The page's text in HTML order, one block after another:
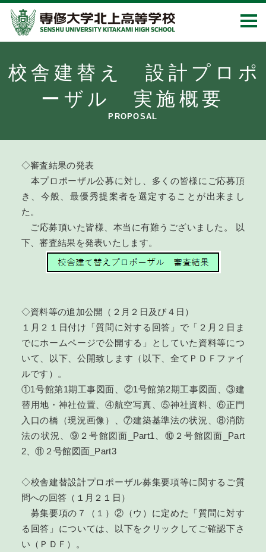
校舎建替え 設計プロポ
ーザル 実施概要
PROPOSAL
◇審査結果の発表
本プロポーザル公募に対し、多くの皆様にご応募頂
き、今般、最優秀提案者を選定することが出来まし
た。
ご応募頂いた皆様、本当に有難うございました。 以
下、審査結果を発表いたします。
◇資料等の追加公開（２月２日及び４日）
１月２１日付け「質問に対する回答」で「２月２日ま
でにホームページで公開する」としていた資料等につ
いて、以下、公開致します（以下、全てＰＤＦファイ
ルです）。
①1号館第1期工事図面 、②1号館第2期工事図面 、③建
替用地・神社位置 、④航空写真 、⑤神社資料 、⑥正門
入口の橋（現況画像）
、⑦建築基準法の状況 、⑧消防
法の状況
、⑨ ２号館図面_Part1 、⑩ ２号館図面_Part
2 、⑪ ２号館図面_Part3
◇校舎建替設計プロポーザル募集要項等に関するご質
問への回答（１月２１日）
募集要項の７（１）②（ウ）に定めた「質問に対す
る回答」については、以下をクリックしてご確認下さ
い（ＰＤＦ）。